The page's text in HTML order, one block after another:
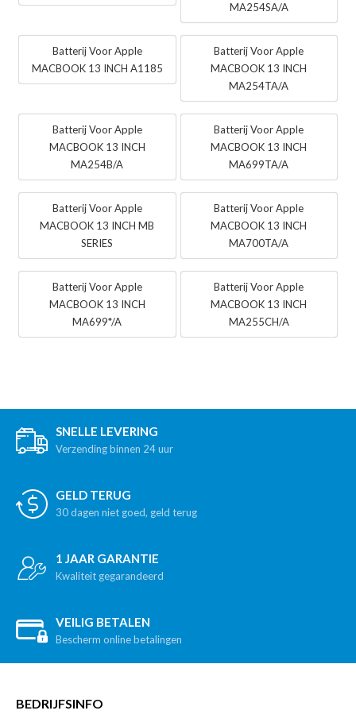
MA254SA/A
Batterij Voor Apple
MACBOOK 13 INCH A1185
Batterij Voor Apple
MACBOOK 13 INCH
MA254TA/A
Batterij Voor Apple
MACBOOK 13 INCH
MA254B/A
Batterij Voor Apple
MACBOOK 13 INCH
MA699TA/A
Batterij Voor Apple
MACBOOK 13 INCH MB
SERIES
Batterij Voor Apple
MACBOOK 13 INCH
MA700TA/A
Batterij Voor Apple
MACBOOK 13 INCH
MA699*/A
Batterij Voor Apple
MACBOOK 13 INCH
MA255CH/A
SNELLE LEVERING
Verzending binnen 24 uur
GELD TERUG
30 dagen niet goed, geld terug
1 JAAR GARANTIE
Kwaliteit gegarandeerd
VEILIG BETALEN
Bescherm online betalingen
BEDRIJFSINFO